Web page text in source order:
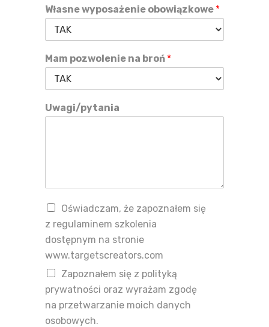
Własne wyposażenie obowiązkowe *
Mam pozwolenie na broń *
Uwagi/pytania
Oświadczam, że zapoznałem się
z regulaminem szkolenia
dostępnym na stronie
www.targetscreators.com
Zapoznałem się z polityką
prywatności oraz wyrażam zgodę
na przetwarzanie moich danych
osobowych.